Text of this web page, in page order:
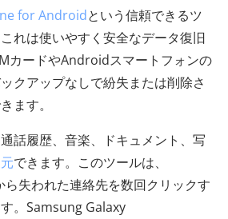
for Androidという信頼できるツ
れは使いやすく安全なデータ復旧
カードやAndroidスマートフォンの
クアップなしで紛失または削除さ
ます。
話履歴、音楽、ドキュメント、写
できます。このツールは、
失われた連絡先を数回クリックす
。Samsung Galaxy